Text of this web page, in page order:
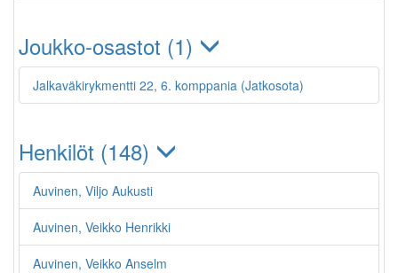
Joukko-osastot (1)
Jalkaväkirykmentti 22, 6. komppania (Jatkosota)
Henkilöt (148)
Auvinen, Viljo Aukusti
Auvinen, Veikko Henrikki
Auvinen, Veikko Anselm